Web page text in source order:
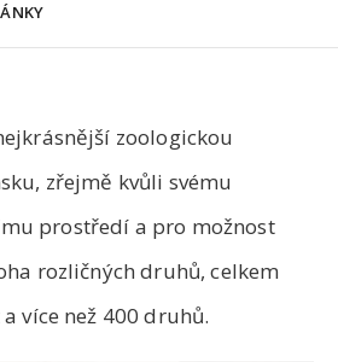
zoologickou
zřejmě kvůli svému
prostředí a pro možnost
rozličných druhů, celkem
více než 400 druhů.